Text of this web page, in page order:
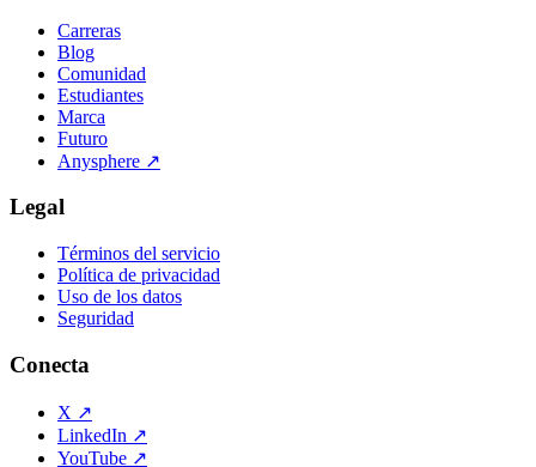
Carreras
Blog
Comunidad
Estudiantes
Marca
Futuro
Anysphere ↗
Legal
Términos del servicio
Política de privacidad
Uso de los datos
Seguridad
Conecta
X ↗
LinkedIn ↗
YouTube ↗